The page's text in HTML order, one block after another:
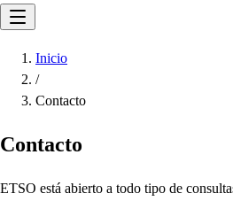
Inicio
/
Contacto
Contacto
ETSO está abierto a todo tipo de